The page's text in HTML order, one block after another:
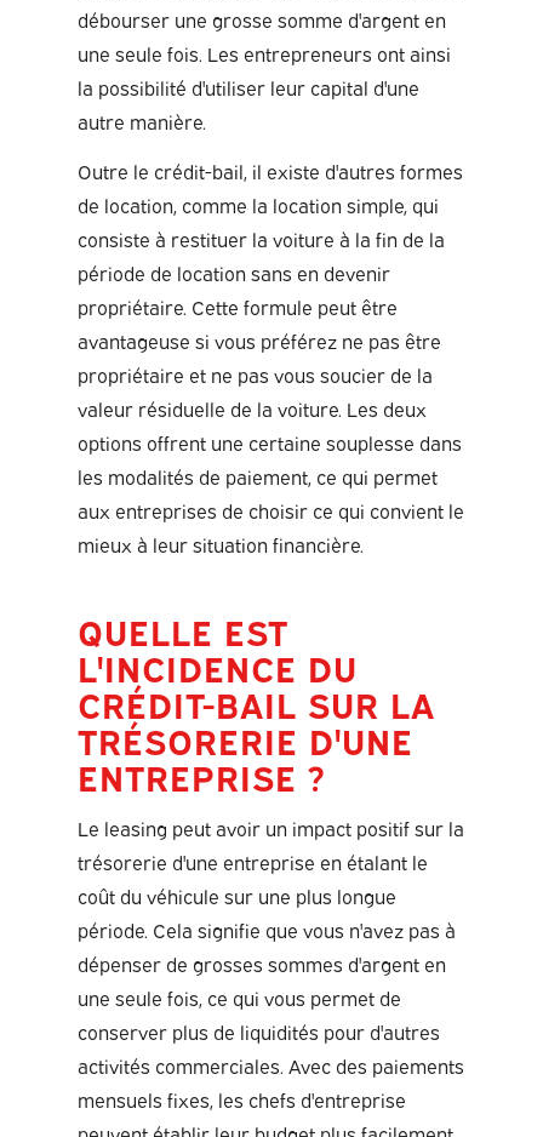
débourser une grosse somme d'argent en
une seule fois. Les entrepreneurs ont ainsi
la possibilité d'utiliser leur capital d'une
autre manière.
Outre le crédit-bail, il existe d'autres formes
de location, comme la location simple, qui
consiste à restituer la voiture à la fin de la
période de location sans en devenir
propriétaire. Cette formule peut être
avantageuse si vous préférez ne pas être
propriétaire et ne pas vous soucier de la
valeur résiduelle de la voiture. Les deux
options offrent une certaine souplesse dans
les modalités de paiement, ce qui permet
aux entreprises de choisir ce qui convient le
mieux à leur situation financière.
QUELLE EST
L'INCIDENCE DU
CRÉDIT-BAIL SUR LA
TRÉSORERIE D'UNE
ENTREPRISE ?
Le leasing peut avoir un impact positif sur la
trésorerie d'une entreprise en étalant le
coût du véhicule sur une plus longue
période. Cela signifie que vous n'avez pas à
dépenser de grosses sommes d'argent en
une seule fois, ce qui vous permet de
conserver plus de liquidités pour d'autres
activités commerciales. Avec des paiements
mensuels fixes, les chefs d'entreprise